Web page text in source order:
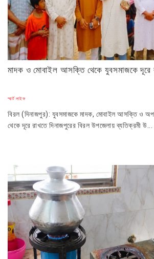
মাদক ও মোবাইল আসক্তি থেকে যুবসমাজকে দূরে
স্মার্ট লাইফ
বিরল (দিনাজপুর): যুবসমাজকে মাদক, মোবাইল আসক্তি ও
থেকে দূরে রাখতে দিনাজপুরের বিরল উপজেলায় ব্যতিক্রমী উ...